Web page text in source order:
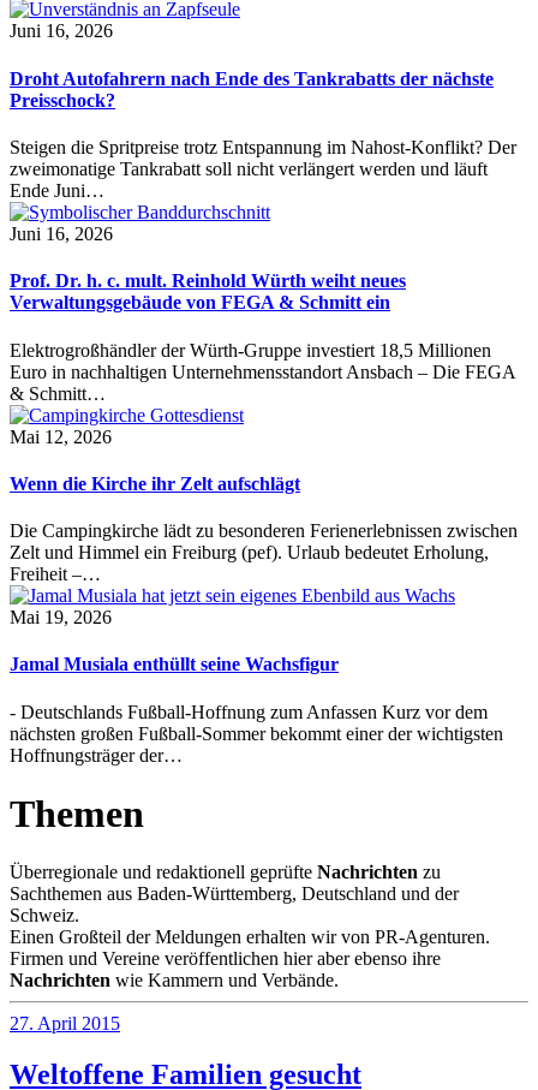
Juni 16, 2026
Droht Autofahrern nach Ende des Tankrabatts der nächste
Preisschock?
Steigen die Spritpreise trotz Entspannung im Nahost-Konflikt? Der
zweimonatige Tankrabatt soll nicht verlängert werden und läuft
Ende Juni…
Juni 16, 2026
Prof. Dr. h. c. mult. Reinhold Würth weiht neues
Verwaltungsgebäude von FEGA & Schmitt ein
Elektrogroßhändler der Würth-Gruppe investiert 18,5 Millionen
Euro in nachhaltigen Unternehmensstandort Ansbach – Die FEGA
& Schmitt…
Mai 12, 2026
Wenn die Kirche ihr Zelt aufschlägt
Die Campingkirche lädt zu besonderen Ferienerlebnissen zwischen
Zelt und Himmel ein Freiburg (pef). Urlaub bedeutet Erholung,
Freiheit –…
Mai 19, 2026
Jamal Musiala enthüllt seine Wachsfigur
- Deutschlands Fußball-Hoffnung zum Anfassen Kurz vor dem
nächsten großen Fußball-Sommer bekommt einer der wichtigsten
Hoffnungsträger der…
Themen
Überregionale und redaktionell geprüfte Nachrichten zu
Sachthemen aus Baden-Württemberg, Deutschland und der
Schweiz.
Einen Großteil der Meldungen erhalten wir von PR-Agenturen.
Firmen und Vereine veröffentlichen hier aber ebenso ihre
Nachrichten wie Kammern und Verbände.
27. April 2015
Weltoffene Familien gesucht